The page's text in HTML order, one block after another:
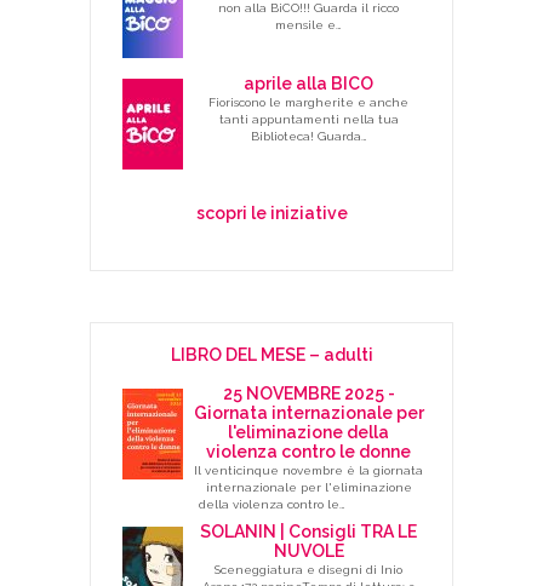
non alla BiCO!!! Guarda il ricco
mensile e…
aprile alla BICO
Fioriscono le margherite e anche
tanti appuntamenti nella tua
Biblioteca! Guarda…
scopri le iniziative
LIBRO DEL MESE – adulti
25 NOVEMBRE 2025 -
Giornata internazionale per
l'eliminazione della
violenza contro le donne
Il venticinque novembre è la giornata
internazionale per l'eliminazione
della violenza contro le…
SOLANIN | Consigli TRA LE
NUVOLE
Sceneggiatura e disegni di Inio